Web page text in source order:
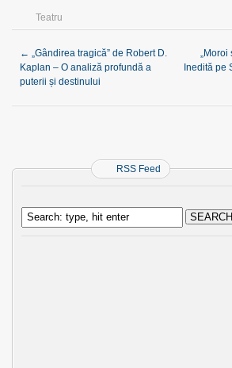
Teatru
← „Gândirea tragică” de Robert D.
Kaplan – O analiză profundă a
puterii și destinului
„Moroi
Inedită pe
RSS Feed